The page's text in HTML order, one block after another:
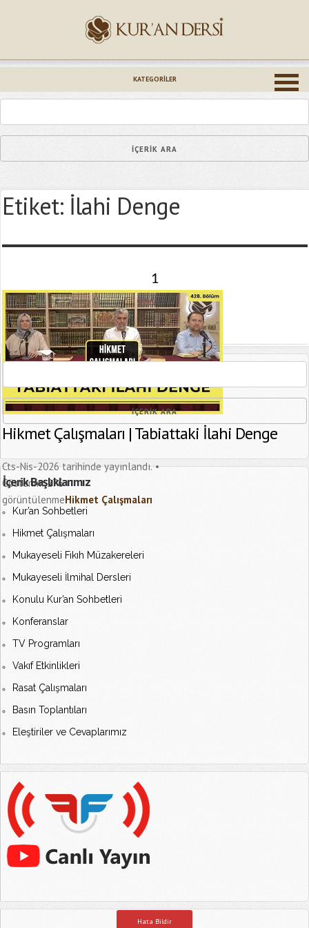
KATEGORILER
Etiket: İlahi Denge
1
Hikmet Çalışmaları | Tabiattaki İlahi Denge
Cts-Nis-2026 tarihinde yayınlandı.
Gösterim: 276
görüntülenmeHikmet Çalışmaları
İçerik Başlıklarımız
Kur’an Sohbetleri
Hikmet Çalışmaları
Mukayeseli Fıkıh Müzakereleri
Mukayeseli İlmihal Dersleri
Konulu Kur’an Sohbetleri
Konferanslar
TV Programları
Vakıf Etkinlikleri
Rasat Çalışmaları
Basın Toplantıları
Eleştiriler ve Cevaplarımız
Hata Bildir
Epostanız (*)
Yaşadığınız Hatanın Ayrıntıları
Bağlantıyı Gönderin
[recaptcha]